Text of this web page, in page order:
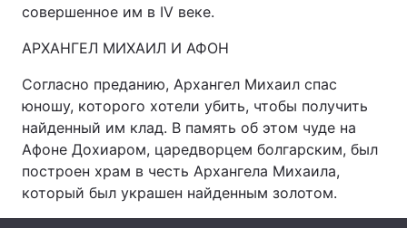
Головна Війна
Україна Політика
Економіка Світ
Спорт Наука
совершенное им в IV веке.
АРХАНГЕЛ МИХАИЛ И АФОН
Согласно преданию, Архангел Михаил спас
юношу, которого хотели убить, чтобы получить
найденный им клад. В память об этом чуде на
Афоне Дохиаром, царедворцем болгарским, был
построен храм в честь Архангела Михаила,
который был украшен найденным золотом.